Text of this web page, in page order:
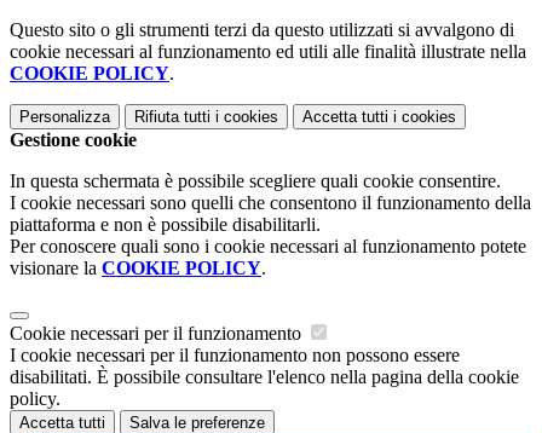
Questo sito o gli strumenti terzi da questo utilizzati si avvalgono di
cookie necessari al funzionamento ed utili alle finalità illustrate nella
COOKIE POLICY.
Personalizza Rifiuta tutti i cookies Accetta tutti i cookies
Gestione cookie
In questa schermata è possibile scegliere quali cookie consentire.
I cookie necessari sono quelli che consentono il funzionamento della
piattaforma e non è possibile disabilitarli.
Per conoscere quali sono i cookie necessari al funzionamento potete
visionare la COOKIE POLICY.
Cookie necessari per il funzionamento
I cookie necessari per il funzionamento non possono essere
disabilitati. È possibile consultare l'elenco nella pagina della cookie
policy.
Accetta tutti Salva le preferenze